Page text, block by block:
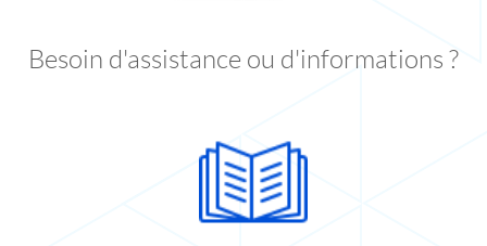
Besoin d'assistance ou d'informations ?